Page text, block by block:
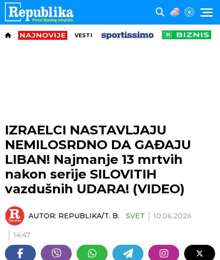
VESTI
IZRAELCI NASTAVLJAJU
NEMILOSRDNO DA GAĐAJU
LIBAN! Najmanje 13 mrtvih
nakon serije SILOVITIH
vazdušnih UDARA! (VIDEO)
AUTOR: REPUBLIKA/T. B. SVET 10.06.2026
14:47